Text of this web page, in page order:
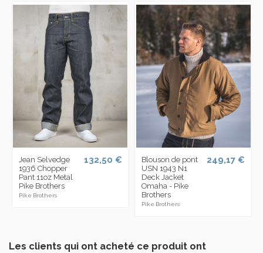
Jean Selvedge
1936 Chopper
Pant 11oz Metal
Pike Brothers
Pike Brothers
132,50 €
Blouson de pont
USN 1943 N1
Deck Jacket
Omaha - Pike
Brothers
Pike Brothers
249,17 €
Les clients qui ont acheté ce produit ont